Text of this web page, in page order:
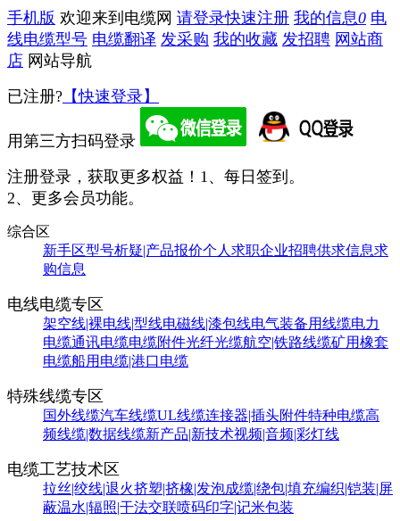
手机版 欢迎来到电缆网 请登录快速注册 我的信息0 电
线电缆型号 电缆翻译 发采购 我的收藏 发招聘 网站商
店 网站导航
已注册? 【快速登录】
用第三方扫码登录
注册登录，获取更多权益！ 1、每日签到。
2、更多会员功能。
综合区
新手区型号析疑|产品报价个人求职企业招聘供求信息求
购信息
电线电缆专区
架空线|裸电线|型线电磁线|漆包线电气装备用线缆电力
电缆通讯电缆电缆附件光纤光缆航空|铁路线缆矿用橡套
电缆船用电缆|港口电缆
特殊线缆专区
国外线缆汽车线缆UL线缆连接器|插头附件特种电缆高
频线缆|数据线缆新产品|新技术视频|音频|彩灯线
电缆工艺技术区
拉丝|绞线|退火挤塑|挤橡|发泡成缆|绕包|填充编织|铠装|屏
蔽温水|辐照|干法交联喷码印字|记米包装